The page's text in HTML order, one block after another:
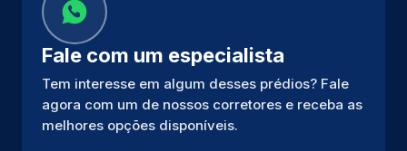
Fale com um especialista
Tem interesse em algum desses prédios? Fale
agora com um de nossos corretores e receba as
melhores opções disponíveis.